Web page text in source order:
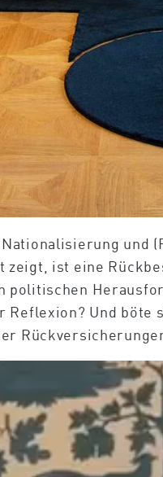
zeigt, ist eine
politischen
Und